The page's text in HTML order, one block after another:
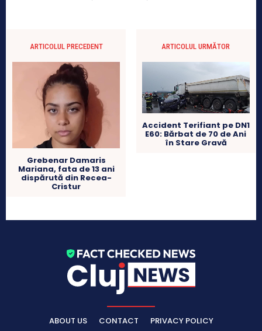
ARTICOLUL PRECEDENT
Grebenar Damaris
Mariana, fata de 13 ani
dispărută din Recea-
Cristur
ARTICOLUL URMĂTOR
Accident Terifiant pe DN1
E60: Bărbat de 70 de Ani
în Stare Gravă
ABOUT US CONTACT PRIVACY POLICY